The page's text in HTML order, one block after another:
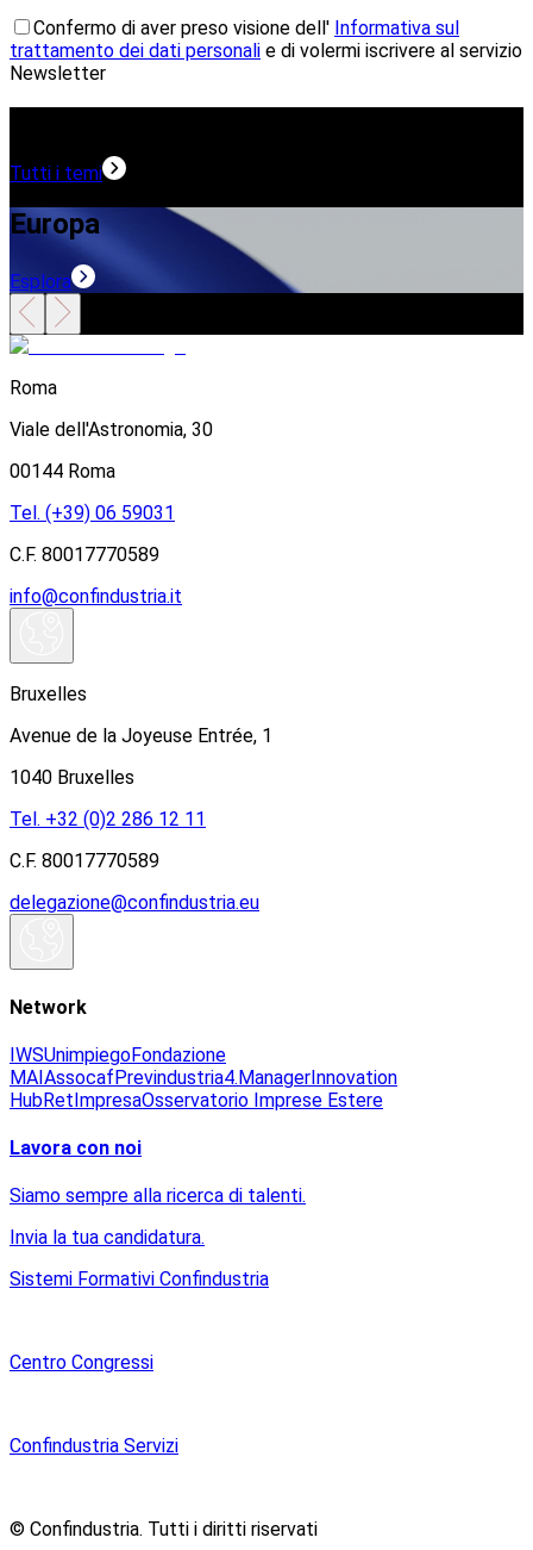
Confermo di aver preso visione dell' Informativa sul
trattamento dei dati personali e di volermi iscrivere al servizio
Newsletter
Tutti i temi
Europa
Esplora
Roma
Viale dell'Astronomia, 30
00144 Roma
Tel. (+39) 06 59031
C.F. 80017770589
info@confindustria.it
Bruxelles
Avenue de la Joyeuse Entrée, 1
1040 Bruxelles
Tel. +32 (0)2 286 12 11
C.F. 80017770589
delegazione@confindustria.eu
Network
IWSUnimpiegoFondazione
MAIAssocafPrevindustria4.ManagerInnovation
HubRetImpresaOsservatorio Imprese Estere
Lavora con noi
Siamo sempre alla ricerca di talenti.
Invia la tua candidatura.
Sistemi Formativi Confindustria
Centro Congressi
Confindustria Servizi
© Confindustria. Tutti i diritti riservati